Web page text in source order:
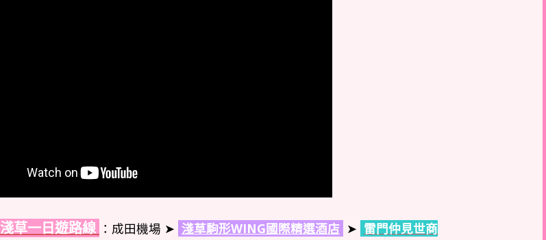
淺草一日遊路線 ：成田機場 ➤ 淺草駒形WING國際精選酒店 ➤ 雷門仲見世商